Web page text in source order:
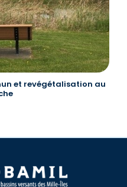
et revégétalisation au